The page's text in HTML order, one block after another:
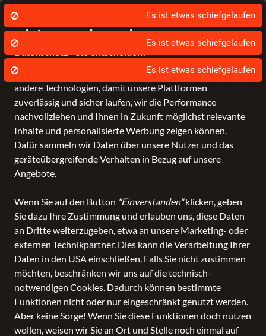
Wir nutzen Cookies um unsere Dienste zu
erbringen und zu verbessern.
Datenschutz - Sie entscheiden!
Bagmondo und unsere Partner nutzen Cookies und
andere Technologien, damit unsere Plattformen
zuverlässig und sicher laufen, wir die Performance
nachvollziehen und Ihnen in Zukunft möglichst relevante
Inhalte und personalisierte Werbung zeigen können.
Dafür sammeln wir Daten über unsere Nutzer und das
geräteübergreifende Verhalten in Bezug auf unsere
Angebote.
Wenn Sie auf den Button "Einverstanden"klicken, geben
Sie dazu Ihre Zustimmung und erlauben uns, diese Daten
an Dritte weiterzugeben, etwa an unsere Marketing- oder
externen Technikpartner. Dies kann die Verarbeitung Ihrer
Daten in den USA einschließen. Falls Sie nicht zustimmen
möchten, beschränken wir uns auf die technisch-
notwendigen Cookies. Dadurch können bestimmte
Funktionen nicht oder nur eingeschränkt genutzt werden.
Aber keine Sorge! Wenn Sie diese Funktionen doch nutzen
wollen, weisen wir Sie an Ort und Stelle noch einmal auf
Business
Es ist etwas schiefgelaufen
Es ist etwas schiefgelaufen
Es ist etwas schiefgelaufen